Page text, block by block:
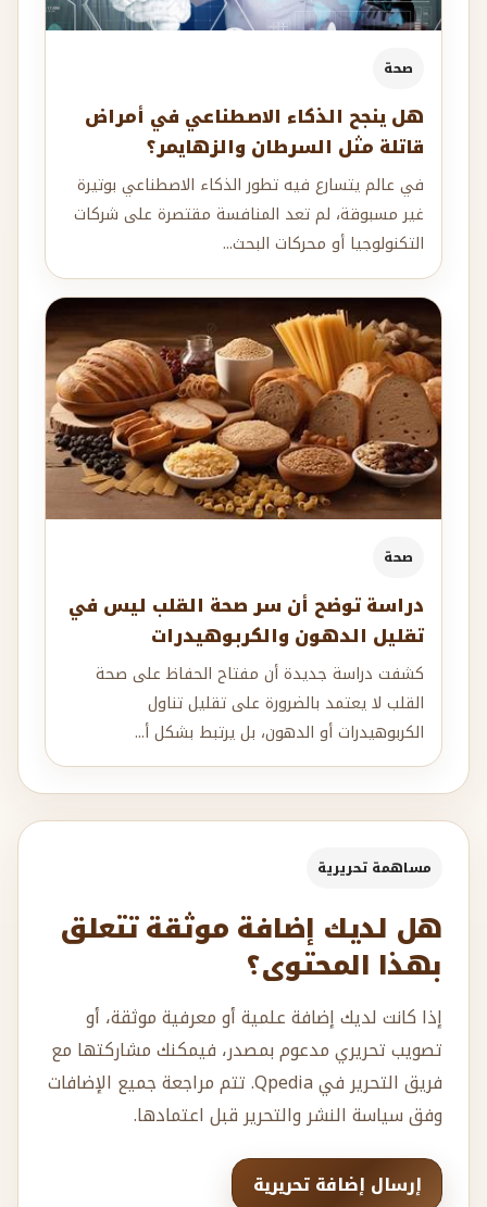
صحة
هل ينجح الذكاء الاصطناعي في أمراض
قاتلة مثل السرطان والزهايمر؟
في عالم يتسارع فيه تطور الذكاء الاصطناعي بوتيرة
غير مسبوقة، لم تعد المنافسة مقتصرة على شركات
التكنولوجيا أو محركات البحث...
صحة
دراسة توضح أن سر صحة القلب ليس في
تقليل الدهون والكربوهيدرات
كشفت دراسة جديدة أن مفتاح الحفاظ على صحة
القلب لا يعتمد بالضرورة على تقليل تناول
الكربوهيدرات أو الدهون، بل يرتبط بشكل أ...
مساهمة تحريرية
هل لديك إضافة موثقة تتعلق
بهذا المحتوى؟
إذا كانت لديك إضافة علمية أو معرفية موثقة، أو
تصويب تحريري مدعوم بمصدر، فيمكنك مشاركتها مع
فريق التحرير في Qpedia. تتم مراجعة جميع الإضافات
وفق سياسة النشر والتحرير قبل اعتمادها.
إرسال إضافة تحريرية